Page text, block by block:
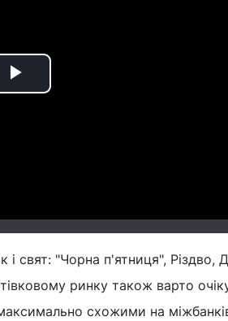
Play
і свят: "Чорна п'ятниця", Різдво,
ринку також варто
схожими на